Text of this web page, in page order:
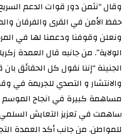
وقال “نثمن دور قوات الدعم
حفظ الأمن في القرى والفرقان
ونعلن وقوفنا ودعمنا لها في
الولاية”. من جانبه قال العمدة
الجنينة “إننا نقول كل الحقائق
والانتشار و التصدي للجريمة في
مساهمة كبيرة في انجاح الموسم
ساهمت في تعزيز التعايش السلمي
للمواطن. من جانب أكد العمدة